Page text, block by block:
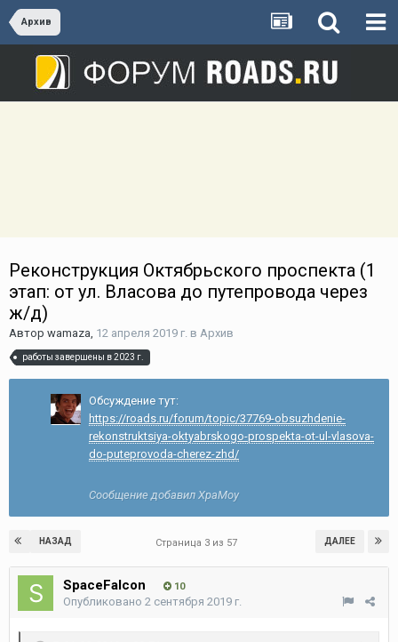
Архив
Реконструкция Октябрьского проспекта (1
этап: от ул. Власова до путепровода через
ж/д)
Автор wamaza, 12 апреля 2019 г. в Архив
работы завершены в 2023 г.
Обсуждение тут:
https://roads.ru/forum/topic/37769-obsuzhdenie-
rekonstruktsiya-oktyabrskogo-prospekta-ot-ul-vlasova-
do-puteprovoda-cherez-zhd/
Сообщение добавил XpaMoy
НАЗАД ДАЛЕЕ
Страница 3 из 57
SpaceFalcon 10
Опубликовано 2 сентября 2019 г.